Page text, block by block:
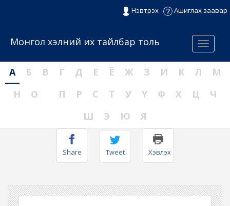
Нэвтрэх Ашиглах заавар
Menu
Монгол хэлний их тайлбар толь
А Б В Г Д Е Ё Ж З И К Л
М
Н
О П Р С Т У Ү Ф Х Ц
Ч
Ш
Э Ю Я
Share Tweet Хэвлэх